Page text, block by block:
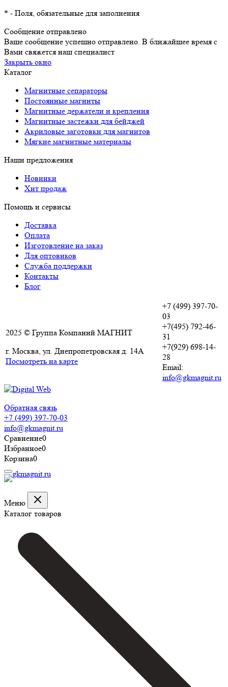
* - Поля, обязательные для заполнения
Сообщение отправлено
Ваше сообщение успешно отправлено. В ближайшее время с
Вами свяжется наш специалист
Закрыть окно
Каталог
Магнитные сепараторы
Постоянные магниты
Магнитные держатели и крепления
Магнитные застежки для бейджей
Акриловые заготовки для магнитов
Мягкие магнитные материалы
Наши предложения
Новинки
Хит продаж
Помощь и сервисы
Доставка
Оплата
Изготовление на заказ
Для оптовиков
Служба поддержки
Контакты
Блог
2025 © Группа Компаний МАГНИТ
г. Москва, ул. Днепропетровская д. 14А
Посмотреть на карте
+7 (499) 397-70-
03
+7(495) 792-46-
31
+7(929) 698-14-
28
Email:
info@gkmagnit.ru
Обратная связь
+7 (499) 397-70-03
info@gkmagnit.ru
Сравнение0
Избранное0
Корзина0
Меню
Каталог товаров